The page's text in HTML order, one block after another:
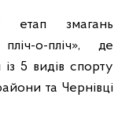
етап змагань
о-пліч», де
5 видів спорту
та Чернівці